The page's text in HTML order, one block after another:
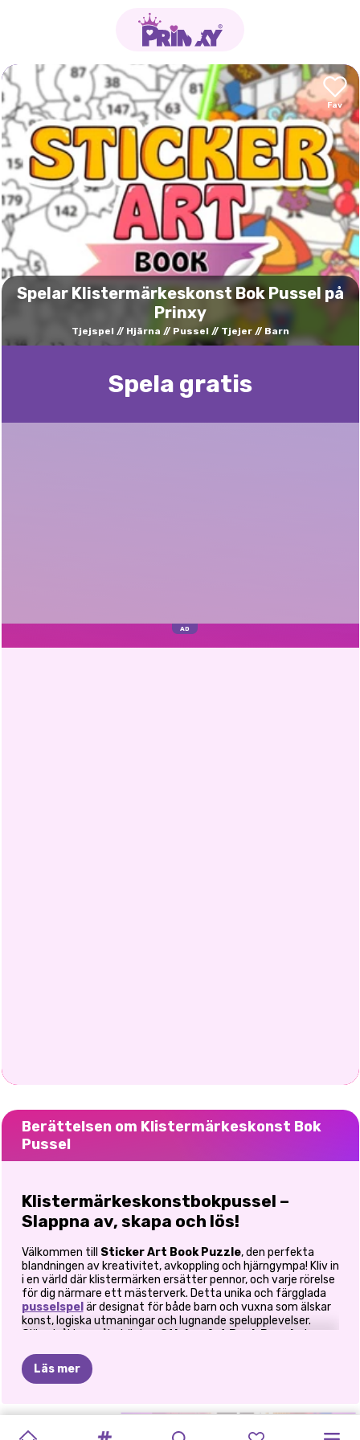
Spelar Klistermärkeskonst Bok Pussel på
Prinxy
Tjejspel Hjärna Pussel Tjejer Barn
Spela gratis
Berättelsen om Klistermärkeskonst Bok
Pussel
Klistermärkeskonstbokpussel –
Slappna av, skapa och lös!
Välkommen till Sticker Art Book Puzzle, den perfekta
blandningen av kreativitet, avkoppling och hjärngympa! Kliv in
i en värld där klistermärken ersätter pennor, och varje rörelse
för dig närmare ett mästerverk. Detta unika och färgglada
pusselspel är designat för både barn och vuxna som älskar
konst, logiska utmaningar och lugnande spelupplevelser.
Glöm tråkiga målarböcker,
Sticker Art Book Puzzle
tar
förvandlar det till en lugnande, interaktiv upplevelse. Varje
klistermärke du placerar hjälper till att avslöja ett vackert
En färgstark blandning av konst och
Läs mer
HITTA
GLAD SWEETSU
VINTERPUSSEL ENHÖRNINGAR PRINCESS